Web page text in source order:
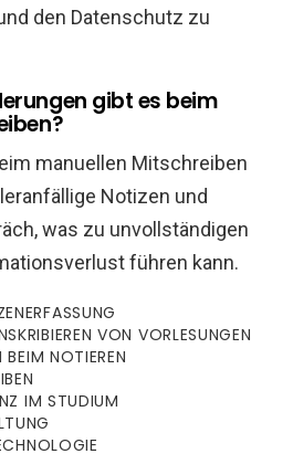
den Datenschutz zu
gibt es beim
manuellen Mitschreiben
Notizen und
was zu unvollständigen
führen kann.
VON VORLESUNGEN
NOTIEREN
IM STUDIUM